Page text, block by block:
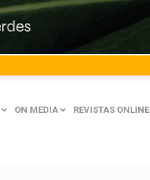
ON MEDIA REVISTAS ONLINE